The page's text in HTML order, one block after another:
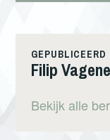
GEPUBLICEERD
Filip
Bekijk alle